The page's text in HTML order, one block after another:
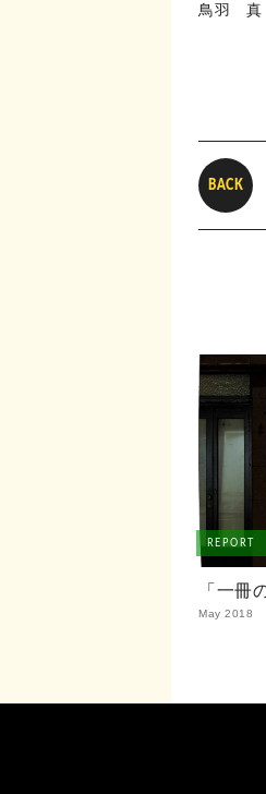
鳥羽 真
BACK
REPORT
「一冊
May 2018